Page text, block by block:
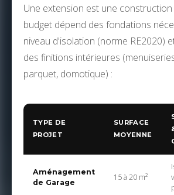
Une extension est une construction
budget dépend des fondations
niveau d'isolation (norme RE2020)
des finitions intérieures
parquet, domotique) :
TYPE DE
PROJET
SURFACE
MOYENNE
Aménagement
de Garage
15 à 20 m²